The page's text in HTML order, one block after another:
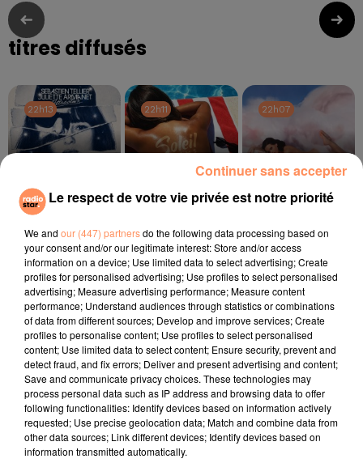
titres diffusés
22h13
22h13
SEBASTIEN TELLIER,
JULIETTE ARMANET
Attraction
22h11
22h11 22h07
22h07
l'horoscope
Bélier Taureau
Le respect de votre vie privée est notre priorité
We and our (447) partnersdo the following data processing based on
your consent and/or our legitimate interest: Store and/or access
information on a device; Use limited data to select advertising; Create
profiles for personalised advertising; Use profiles to select personalised
advertising; Measure advertising performance; Measure content
performance; Understand audiences through statistics or combinations
of data from different sources; Develop and improve services; Create
profiles to personalise content; Use profiles to select personalised
content; Use limited data to select content; Ensure security, prevent and
detect fraud, and fix errors; Deliver and present advertising and content;
Save and communicate privacy choices. These technologies may
process personal data such as IP address and browsing data to offer
following functionalities: Identify devices based on information actively
requested; Use precise geolocation data; Match and combine data from
other data sources; Link different devices; Identify devices based on
information transmitted automatically.
Continuer sans accepter